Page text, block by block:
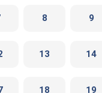
8 9
13 14
18 19